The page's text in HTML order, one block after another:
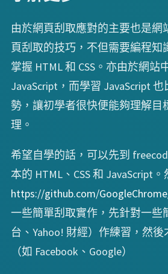
由於網頁刮取應對的主要也是網
頁刮取的技巧，不但需要編程知
掌握 HTML 和 CSS。亦由於網站
JavaScript，而學習 JavaScript
勢，讓初學者很快便能夠理解目
理。
希望自學的話，可以先到
本的 HTML、CSS 和 JavaScript。
https://github.com/
一些簡單刮取實作，先針對一些
台、Yahoo! 財經）作練習，然
（如 Facebook、Google）